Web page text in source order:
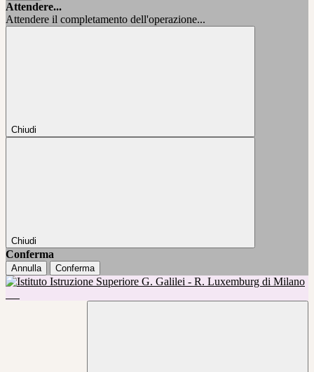
Attendere...
Attendere il completamento dell'operazione...
Chiudi
Chiudi
Conferma
Annulla Conferma